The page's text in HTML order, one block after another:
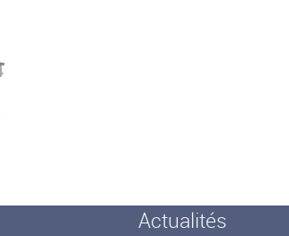
Actualités